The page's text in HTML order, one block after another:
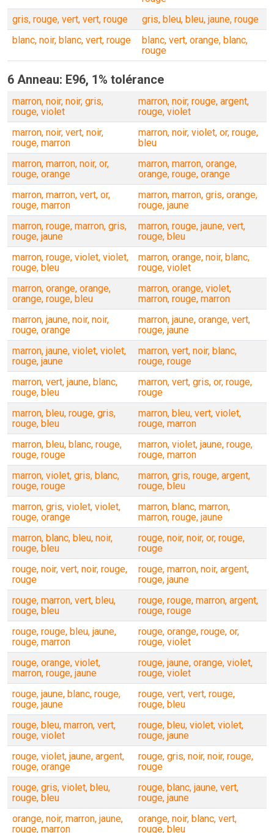
gris, rouge, vert, vert, rouge
gris, bleu, bleu, jaune, rouge
blanc, noir, blanc, vert, rouge
blanc, vert, orange, blanc,
rouge
6 Anneau: E96, 1% tolérance
marron, noir, noir, gris,
rouge, violet
marron, noir, rouge, argent,
rouge, violet
marron, noir, vert, noir,
rouge, marron
marron, noir, violet, or, rouge,
bleu
marron, marron, noir, or,
rouge, orange
marron, marron, orange,
orange, rouge, orange
marron, marron, vert, or,
rouge, marron
marron, marron, gris, orange,
rouge, jaune
marron, rouge, marron, gris,
rouge, jaune
marron, rouge, jaune, vert,
rouge, bleu
marron, rouge, violet, violet,
rouge, bleu
marron, orange, noir, blanc,
rouge, violet
marron, orange, orange,
orange, rouge, bleu
marron, orange, violet,
marron, rouge, marron
marron, jaune, noir, noir,
rouge, orange
marron, jaune, orange, vert,
rouge, jaune
marron, jaune, violet, violet,
rouge, jaune
marron, vert, noir, blanc,
rouge, rouge
marron, vert, jaune, blanc,
rouge, bleu
marron, vert, gris, or, rouge,
rouge
marron, bleu, rouge, gris,
rouge, bleu
marron, bleu, vert, violet,
rouge, marron
marron, bleu, blanc, rouge,
rouge, rouge
marron, violet, jaune, rouge,
rouge, marron
marron, violet, gris, blanc,
rouge, rouge
marron, gris, rouge, argent,
rouge, bleu
marron, gris, violet, violet,
rouge, orange
marron, blanc, marron,
marron, rouge, jaune
marron, blanc, bleu, noir,
rouge, bleu
rouge, noir, noir, or, rouge,
rouge
rouge, noir, vert, noir, rouge,
rouge
rouge, marron, noir, argent,
rouge, jaune
rouge, marron, vert, bleu,
rouge, bleu
rouge, rouge, marron, argent,
rouge, rouge
rouge, rouge, bleu, jaune,
rouge, marron
rouge, orange, rouge, or,
rouge, violet
rouge, orange, violet,
marron, rouge, jaune
rouge, jaune, orange, violet,
rouge, violet
rouge, jaune, blanc, rouge,
rouge, jaune
rouge, vert, vert, rouge,
rouge, bleu
rouge, bleu, marron, vert,
rouge, violet
rouge, bleu, violet, violet,
rouge, jaune
rouge, violet, jaune, argent,
rouge, orange
rouge, gris, noir, noir, rouge,
rouge
rouge, gris, violet, bleu,
rouge, bleu
rouge, blanc, jaune, vert,
rouge, jaune
orange, noir, marron, jaune,
rouge, marron
orange, noir, blanc, vert,
rouge, bleu